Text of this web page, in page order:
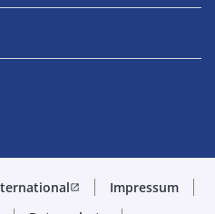
open_in_new
Impressum